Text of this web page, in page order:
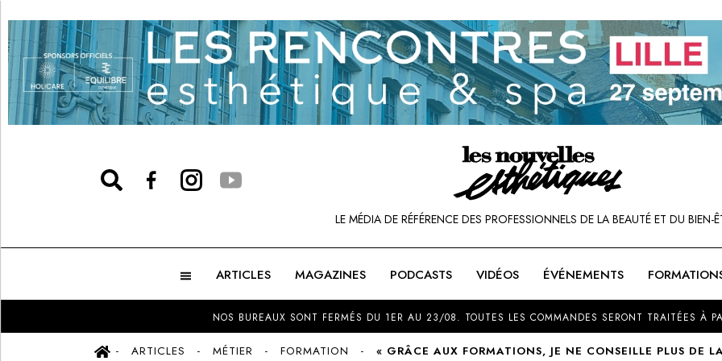
LE MÉDIA DE RÉFÉRENCE DES PROFESSIONNELS DE LA BEAUTÉ ET DU BIEN-
ARTICLES MAGAZINES PODCASTS VIDÉOS ÉVÉNEMENTS
NOS BUREAUX SONT FERMÉS DU 1ER AU 23/08. TOUTES LES COMMANDES SERONT TRAITÉES À
ARTICLES MÉTIER FORMATION « GRÂCE AUX FORMATIONS, JE NE CONSEILLE PLUS DE